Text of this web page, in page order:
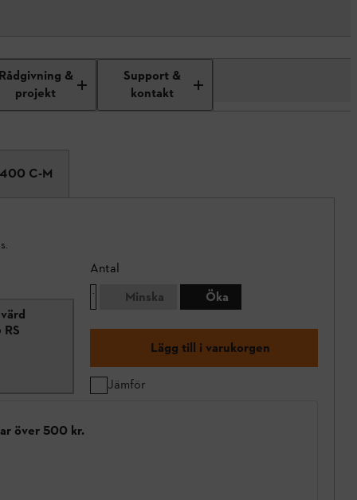
Rådgivning &
projekt
Support &
kontakt
C-M
Antal
Minska
Öka
Lägg till i varukorgen
Jämför
över 500 kr.